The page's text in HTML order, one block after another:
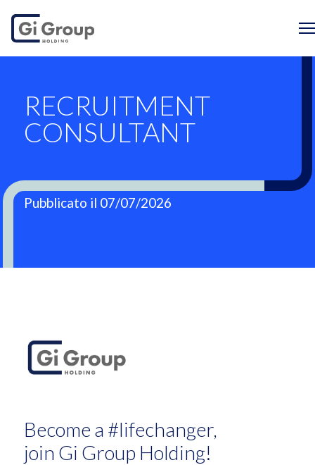
RECRUITMENT
CONSULTANT
Pubblicato il 07/07/2026
Become a #lifechanger,
join Gi Group Holding!